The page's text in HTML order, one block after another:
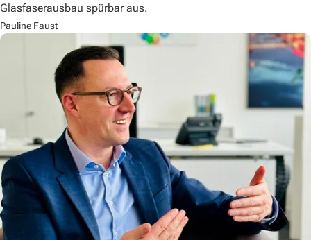
Glasfaserausbau spürbar aus.
Pauline Faust